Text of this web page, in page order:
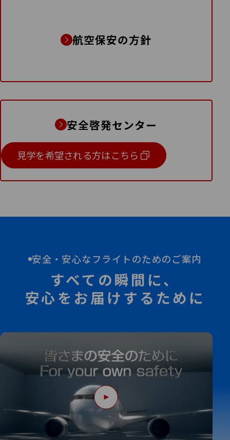
航空保安の方針
安全啓発センター
見学を希望される方はこちら
安全・安心なフライトのためのご案内
すべての瞬間に、
安心をお届けするために